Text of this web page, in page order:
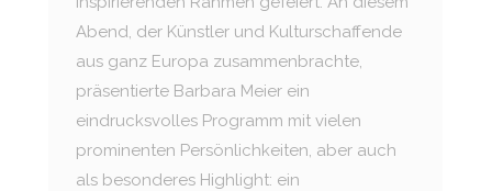
Abend, der Künstler und Kulturschaffende
aus ganz Europa zusammenbrachte,
präsentierte Barbara Meier ein
eindrucksvolles Programm mit vielen
prominenten Persönlichkeiten, aber auch
als besonderes Highlight: ein